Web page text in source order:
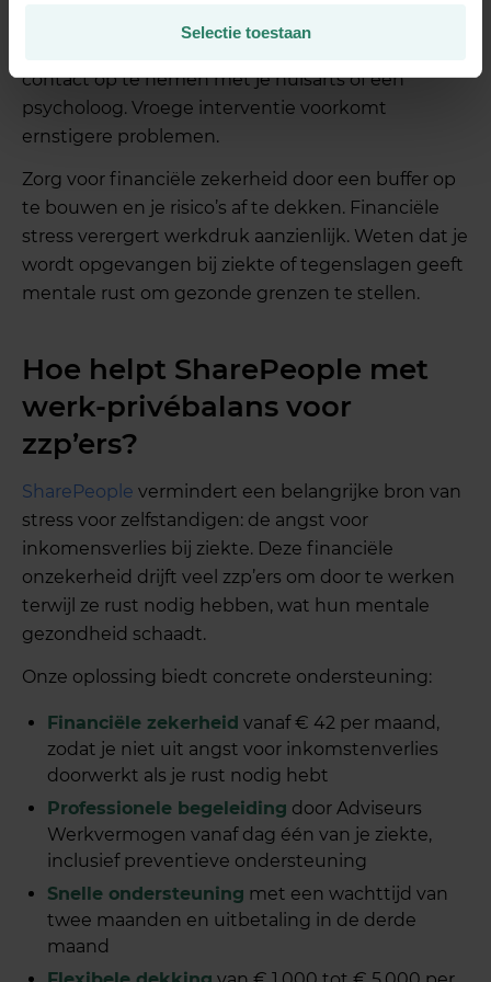
Selectie toestaan
Als slaapproblemen, angst of somberheid langer
contact op te nemen met je huisarts of een
psycholoog. Vroege interventie voorkomt
ernstigere problemen.
Zorg voor financiële zekerheid door een buffer op
te bouwen en je risico’s af te dekken. Financiële
stress verergert werkdruk aanzienlijk. Weten dat je
wordt opgevangen bij ziekte of tegenslagen geeft
mentale rust om gezonde grenzen te stellen.
Hoe helpt SharePeople met
werk-privébalans voor
zzp’ers?
SharePeople vermindert een belangrijke bron van
stress voor zelfstandigen: de angst voor
inkomensverlies bij ziekte. Deze financiële
onzekerheid drijft veel zzp’ers om door te werken
terwijl ze rust nodig hebben, wat hun mentale
gezondheid schaadt.
Onze oplossing biedt concrete ondersteuning:
Financiële zekerheid vanaf € 42 per maand,
zodat je niet uit angst voor inkomstenverlies
doorwerkt als je rust nodig hebt
Professionele begeleiding door Adviseurs
Werkvermogen vanaf dag één van je ziekte,
inclusief preventieve ondersteuning
Snelle ondersteuning met een wachttijd van
twee maanden en uitbetaling in de derde
maand